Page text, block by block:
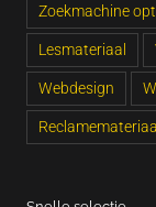
Zoekmachine
Lesmateriaal
Webdesign